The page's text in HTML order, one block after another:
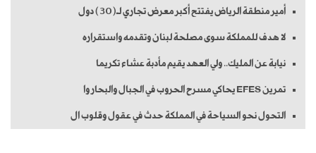
أمير منطقة الرياض يفتتح أكبر معرض تجاري لـ(30) دول
لا هدف للمملكة سوى مصلحة لبنان وتقدمه واستقراره
نيابة عن المليك.. ولي العهد يقيم مأدبة عشاء تكريما
تمرين EFES يحاكي مسرح الحروب في الجبال والبحار وا
التحول نحو السياحة في المملكة حدث في عقول وقلوب ال